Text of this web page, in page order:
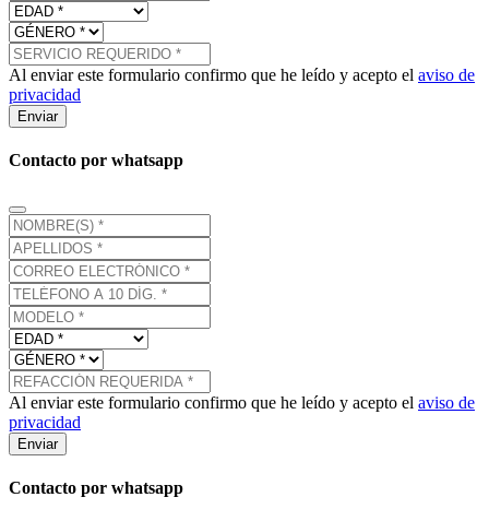
Al enviar este formulario confirmo que he leído y acepto el aviso de
privacidad
Enviar
Contacto por whatsapp
Al enviar este formulario confirmo que he leído y acepto el aviso de
privacidad
Enviar
Contacto por whatsapp